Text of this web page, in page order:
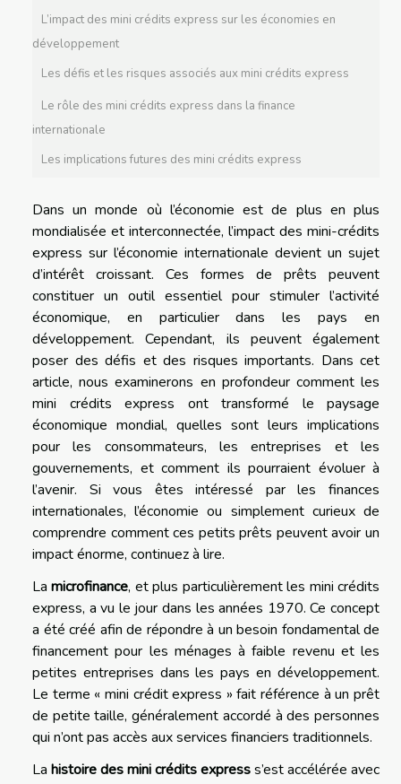
L’impact des mini crédits express sur les économies en
développement
Les défis et les risques associés aux mini crédits express
Le rôle des mini crédits express dans la finance
internationale
Les implications futures des mini crédits express
Dans un monde où l’économie est de plus en plus
mondialisée et interconnectée, l’impact des mini-crédits
express sur l’économie internationale devient un sujet
d’intérêt croissant. Ces formes de prêts peuvent
constituer un outil essentiel pour stimuler l’activité
économique, en particulier dans les pays en
développement. Cependant, ils peuvent également
poser des défis et des risques importants. Dans cet
article, nous examinerons en profondeur comment les
mini crédits express ont transformé le paysage
économique mondial, quelles sont leurs implications
pour les consommateurs, les entreprises et les
gouvernements, et comment ils pourraient évoluer à
l’avenir. Si vous êtes intéressé par les finances
internationales, l’économie ou simplement curieux de
comprendre comment ces petits prêts peuvent avoir un
impact énorme, continuez à lire.
Lamicrofinance, et plus particulièrement les mini crédits
express, a vu le jour dans les années 1970. Ce concept
a été créé afin de répondre à un besoin fondamental de
financement pour les ménages à faible revenu et les
petites entreprises dans les pays en développement.
Le terme « mini crédit express » fait référence à un prêt
de petite taille, généralement accordé à des personnes
qui n’ont pas accès aux services financiers traditionnels.
La histoire des mini crédits expresss’est accélérée avec